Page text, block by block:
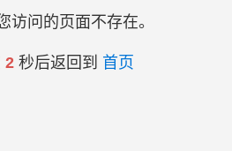
访问的页面不存在。
2秒后返回到 首页